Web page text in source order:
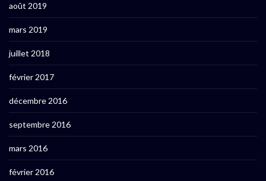
août 2019
mars 2019
juillet 2018
février 2017
décembre 2016
septembre 2016
mars 2016
février 2016